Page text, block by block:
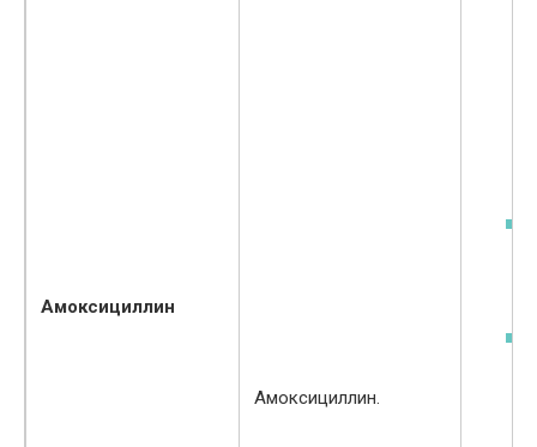
Амоксициллин
Амоксициллин.